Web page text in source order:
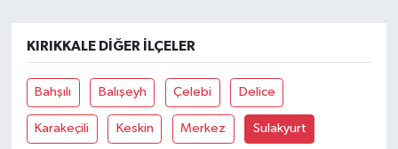
KIRIKKALE DIĞER İLÇELER
Bahşılı Balışeyh Çelebi Delice
Karakeçili Keskin Merkez Sulakyurt